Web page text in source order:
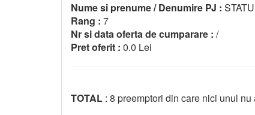
Nume si prenume / Denumire PJ :
Rang : 7
Nr si data oferta de cumparare : /
Pret oferit : 0.0 Lei
TOTAL : 8 preemptori din care nici unul